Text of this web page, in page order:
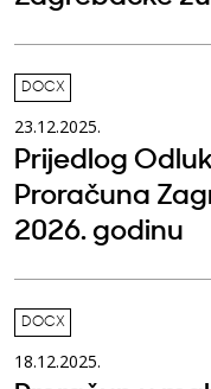
DOCX
23.12.2025.
Prijedlog
Proračuna
2026. godinu
DOCX
18.12.2025.